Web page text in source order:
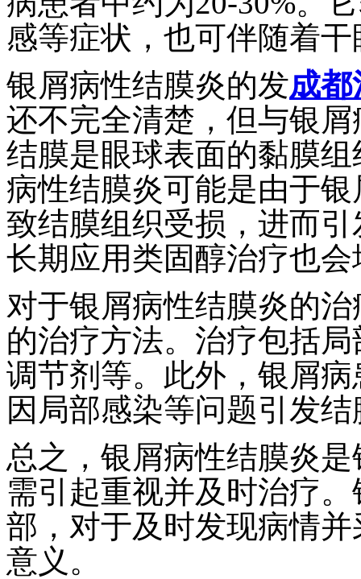
感等症状，也可伴随着
银屑病性结膜炎的发成
还不完全清楚，但与银
结膜是眼球表面的黏膜
病性结膜炎可能是由于
致结膜组织受损，进而
长期应用类固醇治疗也
对于银屑病性结膜炎的
的治疗方法。治疗包括
调节剂等。此外，银屑
因局部感染等问题引发
总之，银屑病性结膜炎
需引起重视并及时治疗
部，对于及时发现病情
意义。